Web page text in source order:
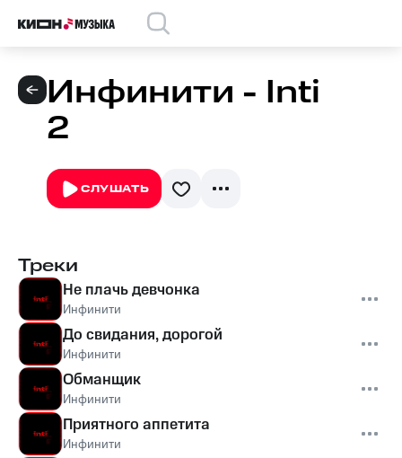
Инфинити - Inti
2
СЛУШАТЬ
Треки
Не плачь девчонка
Инфинити
До свидания, дорогой
Инфинити
Обманщик
Инфинити
Приятного аппетита
Инфинити